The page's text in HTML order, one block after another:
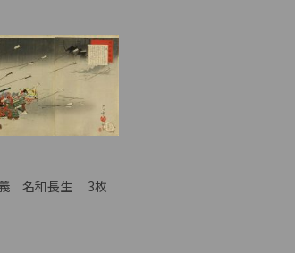
名和長生 3枚